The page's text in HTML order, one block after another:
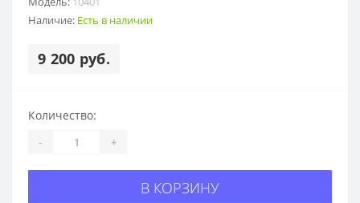
Наличие: Есть в наличии
9 200 руб.
Количество:
- +
В КОРЗИНУ